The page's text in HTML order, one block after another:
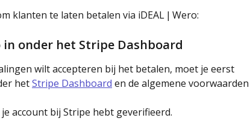
klanten te laten betalen via iDEAL | Wero:
in onder het Stripe Dashboard
wilt accepteren bij het betalen, moet je eerst
het Stripe Dashboard en de algemene voorwaarden
account bij Stripe hebt geverifieerd.